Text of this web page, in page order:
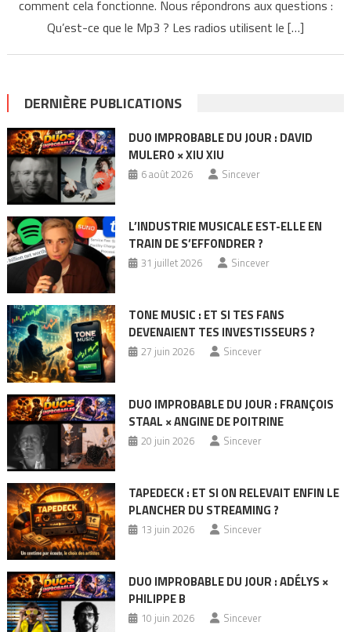
comment cela fonctionne. Nous répondrons aux questions :
Qu’est-ce que le Mp3 ? Les radios utilisent le […]
DERNIÈRE PUBLICATIONS
DUO IMPROBABLE DU JOUR : DAVID
MULERO × XIU XIU
6 août 2026 Sincever
L’INDUSTRIE MUSICALE EST-ELLE EN
TRAIN DE S’EFFONDRER ?
31 juillet 2026 Sincever
TONE MUSIC : ET SI TES FANS
DEVENAIENT TES INVESTISSEURS ?
27 juin 2026 Sincever
DUO IMPROBABLE DU JOUR : FRANÇOIS
STAAL × ANGINE DE POITRINE
20 juin 2026 Sincever
TAPEDECK : ET SI ON RELEVAIT ENFIN LE
PLANCHER DU STREAMING ?
13 juin 2026 Sincever
DUO IMPROBABLE DU JOUR : ADÉLYS ×
PHILIPPE B
10 juin 2026 Sincever